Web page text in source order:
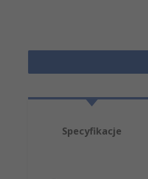
Specyfikacje